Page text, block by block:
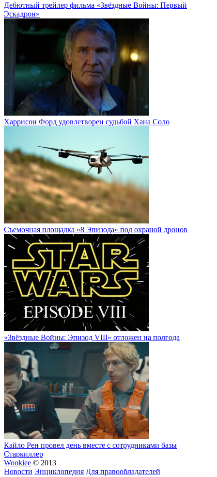
Дебютный трейлер фильма «Звёздные Войны: Первый
Эскадрон»
Харрисон Форд удовлетворен судьбой Хана Соло
Cъемочная площадка «8 Эпизода» под охраной дронов
«Звёздные Войны: Эпизод VIII» отложен на полгода
Кайло Рен провел день вместе с сотрудниками базы
Старкиллер
Wookiee © 2013
Новости Энциклопедия Для правообладателей